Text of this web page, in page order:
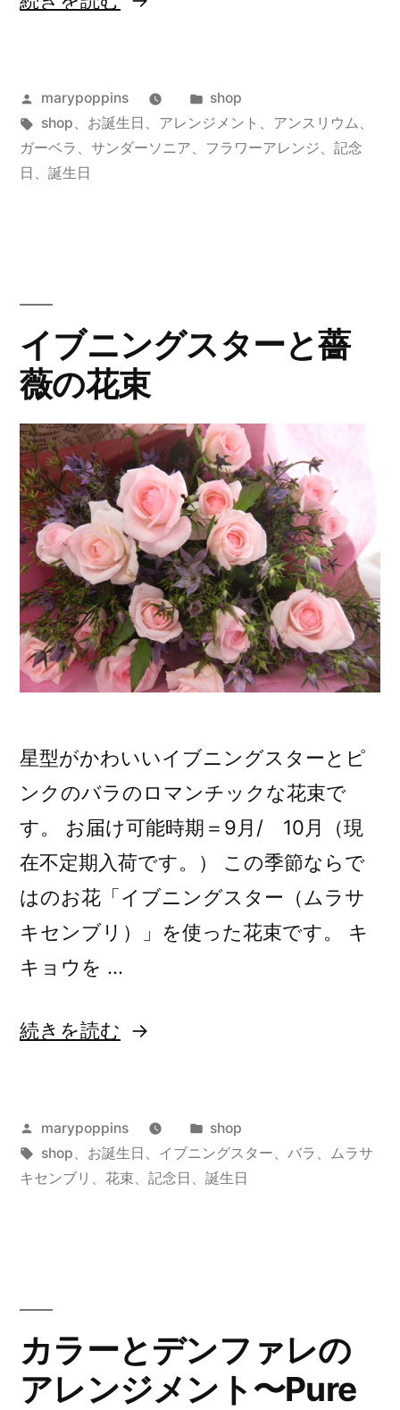
ー
ソ
ニ
ニ
パ
イ
の
ア
レ
ン
ジ
メ
ン
ト”
投
稿
者:
marypoppins
カ
テ
ゴ
shop
タ
グ:
shop、 お誕生日 、 アレンジメント 、 アンスリウム、
ガーベラ 、 サンダーソニア、 フラワーアレンジ、 記念
日 、 誕生日
イブニングスターと薔
薇の花束
星型がかわいいイブニングスターとピ
ンクのバラのロマンチックな花束で
す。 お届け可能時期＝9月/ 10月（現
在不定期入荷です。） この季節ならで
はのお花「イブニングスター（ムラサ
キセンブリ）」を使った花束です。 キ
キョウを …
“イ
ン
グ
と
薔
薇
続きを読む
投
稿
者:
marypoppins
カ
テ
ゴ
shop
タ
グ:
shop お誕生日 イブニングスター バラ
ムラサ
キセンブリ
花束 記念日 誕生日
カラーとデンファレの
アレンジメント〜Pure